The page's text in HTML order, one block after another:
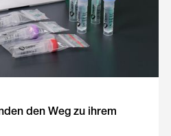
den Weg zu ihrem